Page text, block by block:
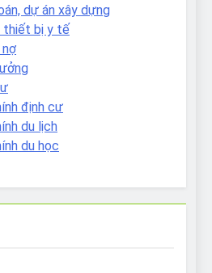
dự án xây dựng
thiết bị y tế
định cư
du lịch
du học